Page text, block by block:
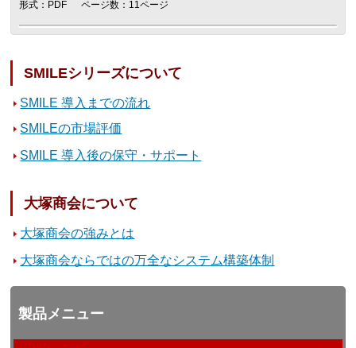
形式：PDF ページ数：11ページ
SMILEシリーズについて
SMILE 導入までの流れ
SMILEの市場評価
SMILE 導入後の保守・サポート
大塚商会について
大塚商会の強みとは
大塚商会ならではの万全なシステム構築体制
製品メニュー